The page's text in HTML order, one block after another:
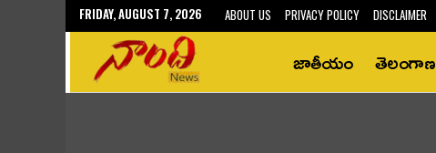
FRIDAY, AUGUST 7, 2026 ABOUT US PRIVACY POLICY DISCLAIMER
జాతీయం తెలంగాణ